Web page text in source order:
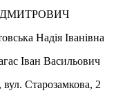
Надія Іванівна
Іван Васильович
Старозамкова, 2